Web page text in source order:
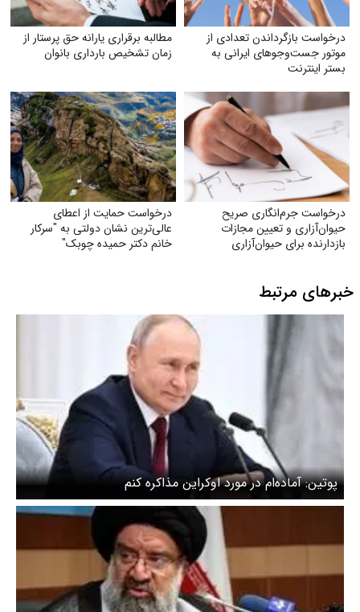
درخواست بازگرداندن تعدادی از
موتور جست‌وجوهای ایرانی به
بستر اینترنت
مطالبه برقراری یارانه حق پرستار از
زمان تشخیص بارداری بانوان
درخواست جرم‌انگاری صریح
حیوان‌آزاری و تعیین مجازات
بازدارنده برای حیوان‌آزاری
درخواست حمایت از اعطای
عالی‌ترین نشان دولتی به "سرکار
خانم دکتر حمیده چوبک"
خبرهای مرتبط
پوتین: آماده‌ام در مورد اوکراین مذاکره کنم